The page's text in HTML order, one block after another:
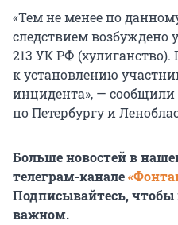
«Тем не менее по
следствием возбуждено
213 УК РФ
к установлению
инцидента», —
по Петербургу и
Больше новостей в
телеграм-канале
Подписывайтесь,
важном.